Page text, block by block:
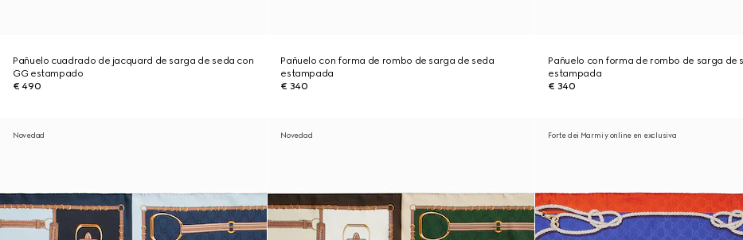
Pañuelo cuadrado de jacquard de sarga de seda con
GG estampado
€ 490
Pañuelo con forma de rombo de sarga de seda
estampada
€ 340
Pañuelo con forma de rombo de sarga de
estampada
€ 340
Novedad Novedad Forte dei Marmi y online en exclusiva